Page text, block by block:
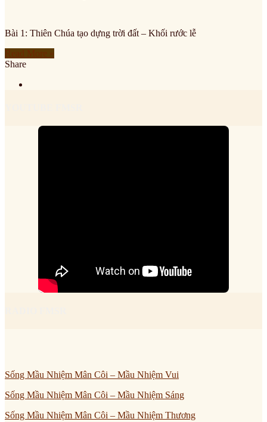
Bài 1: Thiên Chúa tạo dựng trời đất – Khối rước lễ
Share
Sống Mầu Nhiệm Mân Côi – Mầu Nhiệm Vui
Sống Mầu Nhiệm Mân Côi – Mầu Nhiệm Sáng
Sống Mầu Nhiệm Mân Côi – Mầu Nhiệm Thương